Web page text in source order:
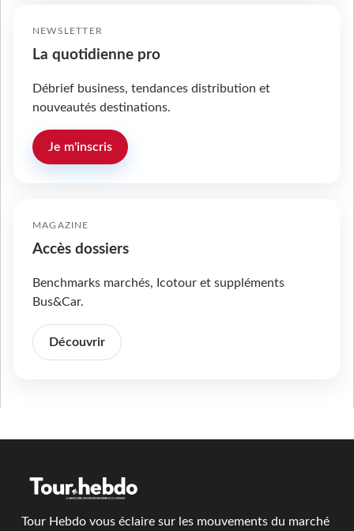
NEWSLETTER
La quotidienne pro
Débrief business, tendances distribution et
nouveautés destinations.
Je m'inscris
MAGAZINE
Accès dossiers
Benchmarks marchés, Icotour et suppléments
Bus&Car.
Découvrir
Tour Hebdo vous éclaire sur les mouvements du marché